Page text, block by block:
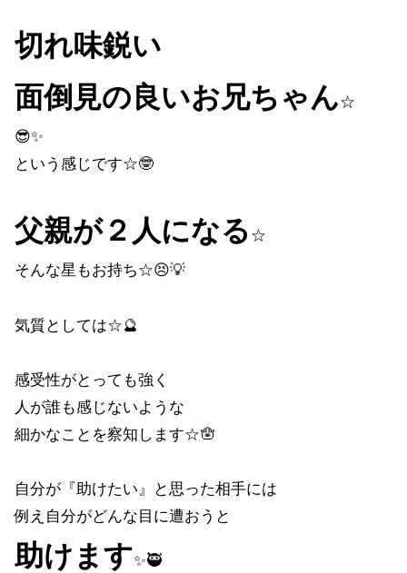
切れ味鋭い
面倒見の良いお兄ちゃん☆
😎✨
という感じです☆🤓
父親が２人になる ☆
そんな星もお持ち☆😣💡
気質としては☆🔮
感受性がとっても強く
人が誰も感じないような
細かなことを察知します☆🪬
自分が『助けたい』と思った相手には
例え自分がどんな目に遭おうと
助けます✨🥷